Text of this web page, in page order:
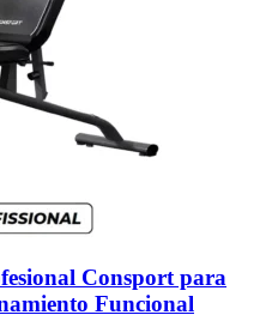
Consport para
Funcional